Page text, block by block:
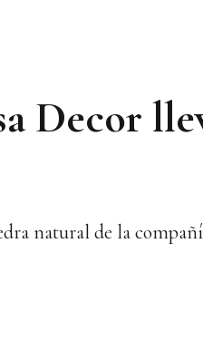
Decor
natural de la